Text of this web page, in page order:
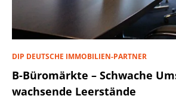
DIP DEUTSCHE IMMOBILIEN-PARTNER
B-Büromärkte – Schwache
wachsende Leerstände